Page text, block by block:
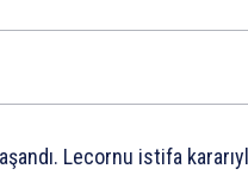
Lecornu istifa